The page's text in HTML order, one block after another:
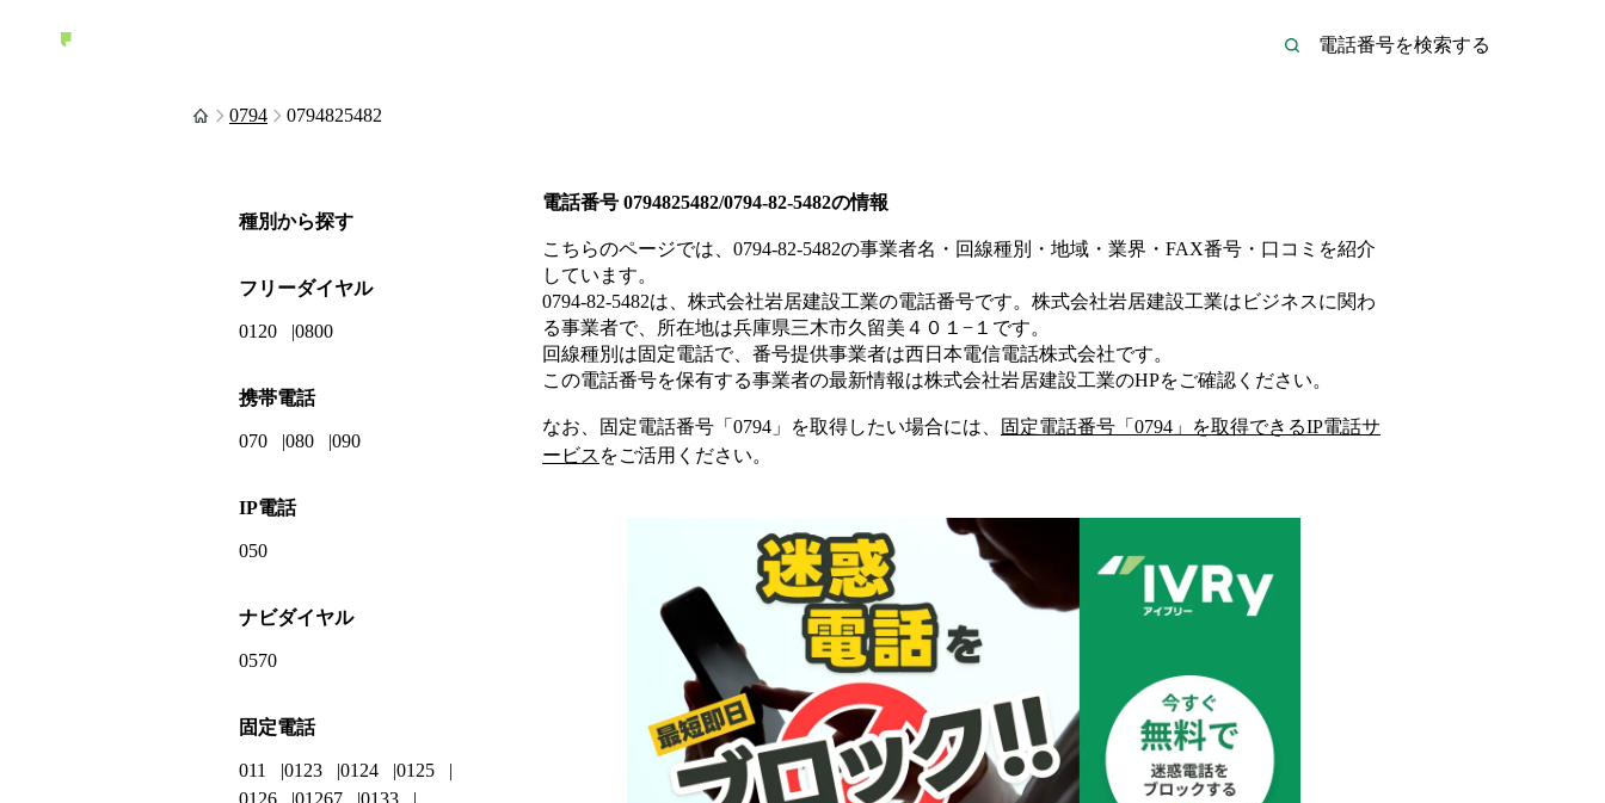
0794 0794825482
電話番号 0794825482/0794-82-5482の情報
こちらのページでは、 0794-82-5482の事業者名・回線種別・地域・業界・FAX番号・口コミを紹介
しています。
0794-82-5482は、 株式会社岩居建設工業の電話番号です。 株式会社岩居建設工業は ビジネスに関わ
る事業者で、所在地は兵庫県三木市久留美４０１−１ です。
回線種別は固定電話で、番号提供事業者は西日本電信電話株式会社です。
この電話番号を保有する事業者の最新情報は株式会社岩居建設工業のHPをご確認ください。
なお、固定電話番号「 0794 」を取得したい場合には、 固定電話番号「 0794 」を取得できるIP電話サ
ービス をご活用ください。
種別から探す
フリーダイヤル
0120 0800
携帯電話
070 080 090
IP電話
050
ナビダイヤル
0570
固定電話
011 0123 0124
0125
0126
01267
0133